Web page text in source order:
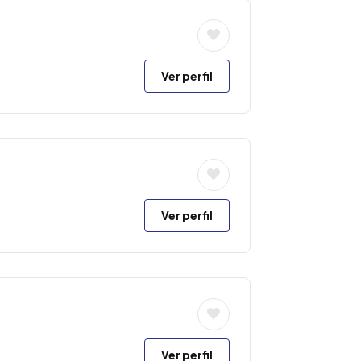
Ver perfil
Ver perfil
Ver perfil